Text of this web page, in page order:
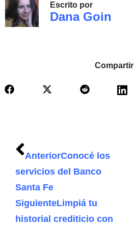
Escrito por
Dana Goin
Compartir
AnteriorConocé los
servicios del Banco
Santa Fe
SiguienteLimpiá tu
historial crediticio con